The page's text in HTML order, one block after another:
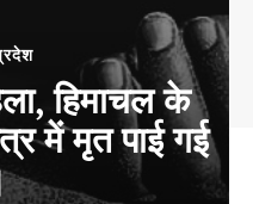
हिमाचल के
में मृत पाई गई